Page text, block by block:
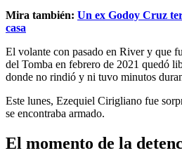
Mira también: Un ex Godoy Cruz
casa
El volante con pasado en River y que
del Tomba en febrero de 2021 quedó
donde no rindió y ni tuvo minutos
Este lunes, Ezequiel Cirigliano fue
se encontraba armado.
El momento de la